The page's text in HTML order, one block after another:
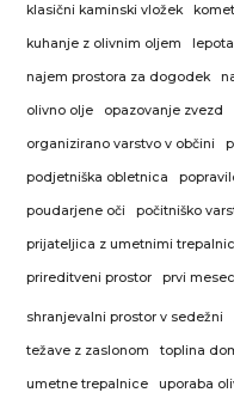
klasični kaminski vložek
kuhanje z olivnim oljem
najem prostora za dogodek
olivno olje opazovanje zvezd
organizirano varstvo v občini
podjetniška obletnica
poudarjene oči počitniško
prijateljica z umetnimi
prireditveni prostor prvi
shranjevalni prostor v sedežni
težave z zaslonom toplina
umetne trepalnice uporaba